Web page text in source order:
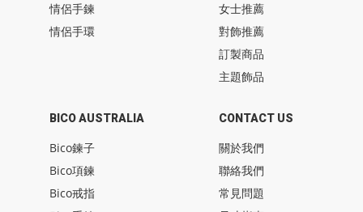
情侶手鍊
情侶手環
BICO AUSTRALIA
Bico鍊子
Bico項鍊
Bico戒指
女士推薦
對飾推薦
訂製商品
主題飾品
CONTACT US
關於我們
聯絡我們
常見問題